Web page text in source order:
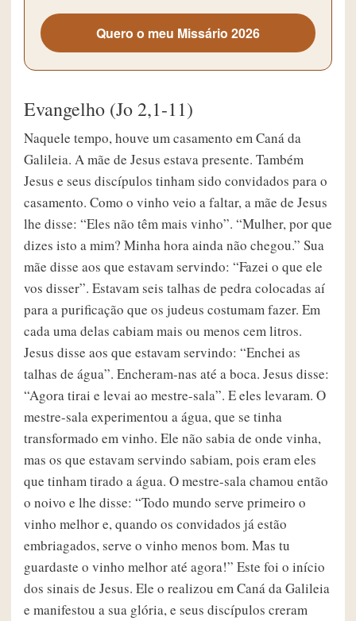
Quero o meu Missário 2026
Evangelho (Jo 2,1-11)
Naquele tempo, houve um casamento em Caná da
Galileia. A mãe de Jesus estava presente. Também
Jesus e seus discípulos tinham sido convidados para o
casamento. Como o vinho veio a faltar, a mãe de Jesus
lhe disse: “Eles não têm mais vinho”. “Mulher, por que
dizes isto a mim? Minha hora ainda não chegou.” Sua
mãe disse aos que estavam servindo: “Fazei o que ele
vos disser”. Estavam seis talhas de pedra colocadas aí
para a purificação que os judeus costumam fazer. Em
cada uma delas cabiam mais ou menos cem litros.
Jesus disse aos que estavam servindo: “Enchei as
talhas de água”. Encheram-nas até a boca. Jesus disse:
“Agora tirai e levai ao mestre-sala”. E eles levaram. O
mestre-sala experimentou a água, que se tinha
transformado em vinho. Ele não sabia de onde vinha,
mas os que estavam servindo sabiam, pois eram eles
que tinham tirado a água. O mestre-sala chamou então
o noivo e lhe disse: “Todo mundo serve primeiro o
vinho melhor e, quando os convidados já estão
embriagados, serve o vinho menos bom. Mas tu
guardaste o vinho melhor até agora!” Este foi o início
dos sinais de Jesus. Ele o realizou em Caná da Galileia
e manifestou a sua glória, e seus discípulos creram